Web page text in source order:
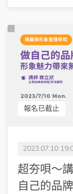
報名已截止
2023.07.10
超夯唄～
自己的品